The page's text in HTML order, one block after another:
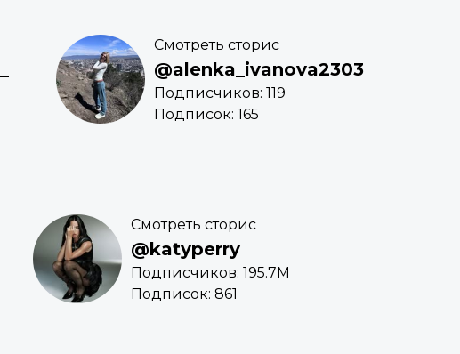
Смотреть сторис
@alenka_ivanova2303
Подписчиков: 119
Подписок: 165
Смотреть сторис
@katyperry
Подписчиков: 195.7M
Подписок: 861